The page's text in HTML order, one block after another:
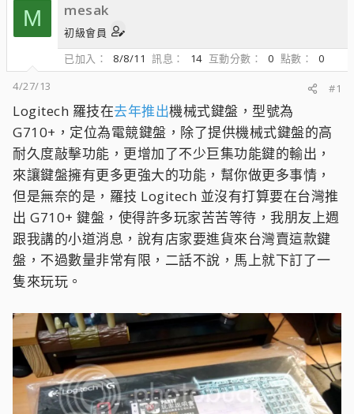
M mesak
初級會員
已加入
8/8/11 訊息 14 互動分數 0 點數
0
4/27/13
#1
Logitech 羅技在去年推出機械式鍵盤，型號為
G710+，定位為電競鍵盤，除了提供機械式鍵盤的高
耐久度敲擊功能，更增加了不少巨集功能鍵的輸出，
來讓鍵盤擁有更多更強大的功能，幫你做更多事情，
但是無奈的是，羅技 Logitech 並沒有打算要在台灣推
出 G710+ 鍵盤，使得許多玩家苦苦等待，我朋友上週
跟我講的小道消息，說有店家要進貨來台灣賣這款鍵
盤，不過數量非常有限，二話不說，馬上就下訂了一
隻來玩玩。